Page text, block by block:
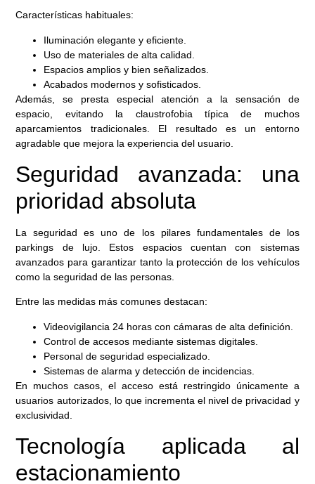
Características habituales:
Iluminación elegante y eficiente.
Uso de materiales de alta calidad.
Espacios amplios y bien señalizados.
Acabados modernos y sofisticados.
Además, se presta especial atención a la sensación de
espacio, evitando la claustrofobia típica de muchos
aparcamientos tradicionales. El resultado es un entorno
agradable que mejora la experiencia del usuario.
Seguridad avanzada: una
prioridad absoluta
La seguridad es uno de los pilares fundamentales de los
parkings de lujo. Estos espacios cuentan con sistemas
avanzados para garantizar tanto la protección de los vehículos
como la seguridad de las personas.
Entre las medidas más comunes destacan:
Videovigilancia 24 horas con cámaras de alta definición.
Control de accesos mediante sistemas digitales.
Personal de seguridad especializado.
Sistemas de alarma y detección de incidencias.
En muchos casos, el acceso está restringido únicamente a
usuarios autorizados, lo que incrementa el nivel de privacidad y
exclusividad.
Tecnología aplicada al
estacionamiento